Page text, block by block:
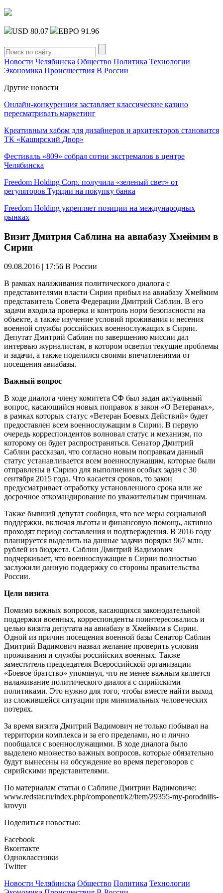
USD 80.07 ЕВРО 91.96
Новости Челябинска Общество Политика Технологии
Экономика Происшествия В России
Другие новости
Онлайн-конкуренция заставляет классические казино
пересматривать маркетинг
Креативным хабом для дизайнеров и архитекторов становится
ТК «Каширский Двор»
Фестиваль «809» собрал сотни экстремалов в центре
Челябинска
Freedom Holding Corp. получила «зеленый свет» от
регуляторов Турции на покупку банка
Freedom Holding укрепляет позиции на международных
рынках
Визит Дмитрия Саблина на авиабазу Хмеймим в
Сирии
09.08.2016 | 17:56 В России
В рамках налаживания политического диалога с
представителями власти Сирии прибыл на авиабазу Хмеймим
представитель Совета Федерации Дмитрий Саблин. В его
задачи входила проверка и контроль норм безопасности на
объекте, а также изучение условий проживания и несения
военной службы российских военнослужащих в Сирии.
Депутат Дмитрий Саблин по завершению миссии дал
интервью журналистам, в котором осветил текущие проблемы
и задачи, а также поделился своими впечатлениями от
посещения авиабазы.
Важный вопрос
В ходе диалога члену комитета СФ был задан актуальный
вопрос, касающийся новых поправок в закон «О Ветеранах»,
в рамках которых статус «Ветеран Боевых Действий» будет
предоставлен всем военнослужащим в Сирии. В первую
очередь корреспондентов волновал статус и механизм, по
которому он будет распространяться. Сенатор Дмитрий
Саблин рассказал, что согласно новым поправкам данный
статус устанавливается всем военнослужащим, которые были
отправлены в Сирию для выполнения особых задач с 30
сентября 2015 года. Что касается сроков, то закон
предусматривает отработку установленного срока или же
досрочное откомандирование по уважительным причинам.
Также бывший депутат сообщил, что все меры социальной
поддержки, включая льготы и финансовую помощь, активно
проходят период составления и подтверждения. В 2016 году
планируется выделить на данные задачи порядка 967 млн.
рублей из бюджета. Саблин Дмитрий Вадимович
подчеркивает, что военнослужащие в Сирии полностью
заслужили данную поддержку со стороны правительства
России.
Цели визита
Помимо важных вопросов, касающихся законодательной
поддержки военных, корреспонденты поинтересовались и
целью визита депутата на авиабазу в Хмеймим в Сирии.
Одной из причин посещения военной базы Сенатор Саблин
Дмитрий Вадимович назвал желание проверить условия
проживания и службы российских военных. Также
заместитель председателя Всероссийской организации
«Боевое братство» упомянул, что не менее важным является
налаживание политического диалога с сирийскими
политиками. Это нужно для того, чтобы вместе найти выход
из сложившейся ситуации при минимальных человеческих
потерях.
За время визита Дмитрий Вадимович не только побывал на
территории комплекса и за его пределами, но и лично
пообщался с военнослужащими. В ходе диалога было
выделено множество важных вопросов, которые обязательно
будут вынесены на обсуждение во время переговоров с
сирийскими представителями.
По материалам статьи о Саблине Дмитрии Вадимовиче:
www.redstar.ru/index.php/component/k2/item/29355-my-porodnilis-
krovyu
Поделиться новостью:
Facebook
Вконтакте
Одноклассники
Twitter
Новости Челябинска Общество Политика Технологии